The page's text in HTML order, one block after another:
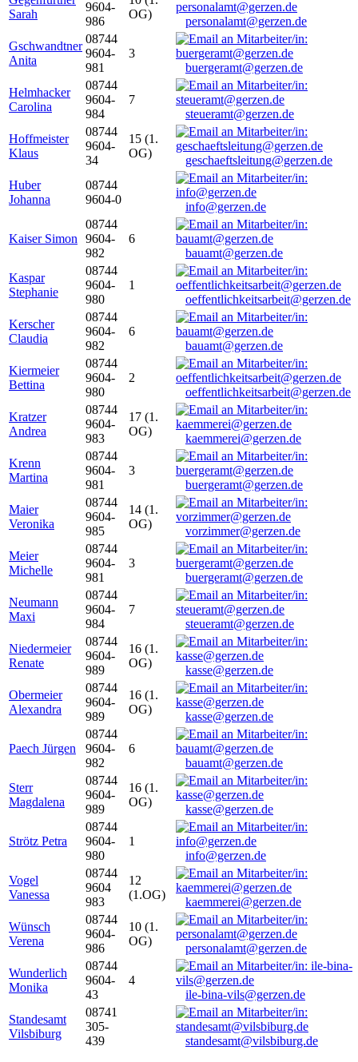
Sarah
9604-
986
OG)
personalamt@gerzen.de
Gschwandtner
Anita
08744
9604-
981
3
buergeramt@gerzen.de
Helmhacker
Carolina
08744
9604-
984
7
steueramt@gerzen.de
Hoffmeister
Klaus
08744
9604-
34
15 (1.
OG)
geschaeftsleitung@gerzen.de
Huber
Johanna
08744
9604-0
info@gerzen.de
Kaiser Simon
08744
9604-
982
6
bauamt@gerzen.de
Kaspar
Stephanie
08744
9604-
980
1
oeffentlichkeitsarbeit@gerzen.de
Kerscher
Claudia
08744
9604-
982
6
bauamt@gerzen.de
Kiermeier
Bettina
08744
9604-
980
2
oeffentlichkeitsarbeit@gerzen.de
Kratzer
Andrea
08744
9604-
983
17 (1.
OG)
kaemmerei@gerzen.de
Krenn
Martina
08744
9604-
981
3
buergeramt@gerzen.de
Maier
Veronika
08744
9604-
985
14 (1.
OG)
vorzimmer@gerzen.de
Meier
Michelle
08744
9604-
981
3
buergeramt@gerzen.de
Neumann
Maxi
08744
9604-
984
7
steueramt@gerzen.de
Niedermeier
Renate
08744
9604-
989
16 (1.
OG)
kasse@gerzen.de
Obermeier
Alexandra
08744
9604-
989
16 (1.
OG)
kasse@gerzen.de
Paech Jürgen
08744
9604-
982
6
bauamt@gerzen.de
Sterr
Magdalena
08744
9604-
989
16 (1.
OG)
kasse@gerzen.de
Strötz Petra
08744
9604-
980
1
info@gerzen.de
Vogel
Vanessa
08744
9604
983
12
(1.OG)
kaemmerei@gerzen.de
Wünsch
Verena
08744
9604-
986
10 (1.
OG)
personalamt@gerzen.de
Wunderlich
Monika
08744
9604-
43
4
ile-bina-vils@gerzen.de
Standesamt
Vilsbiburg
08741
305-
439
standesamt@vilsbiburg.de